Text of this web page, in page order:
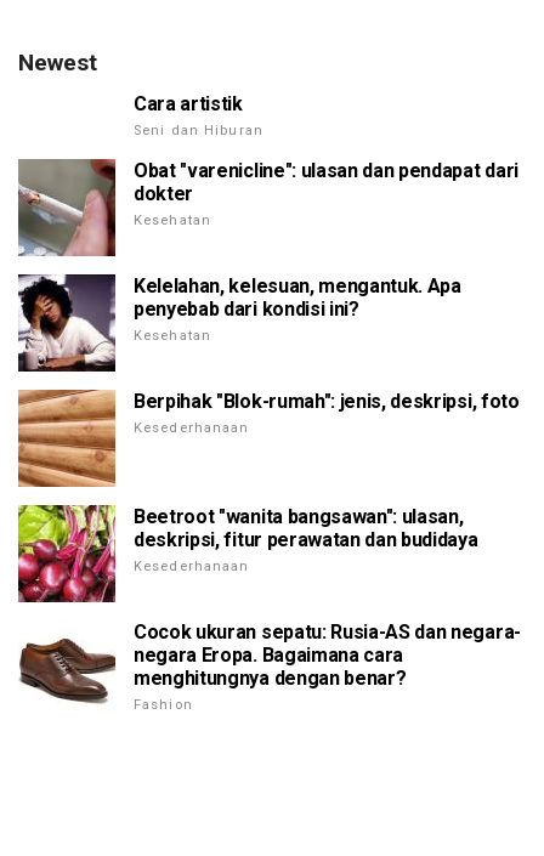
Newest
Cara artistik
Seni dan Hiburan
Obat "varenicline": ulasan dan pendapat dari
dokter
Kesehatan
Kelelahan, kelesuan, mengantuk. Apa
penyebab dari kondisi ini?
Kesehatan
Berpihak "Blok-rumah": jenis, deskripsi, foto
Kesederhanaan
Beetroot "wanita bangsawan": ulasan,
deskripsi, fitur perawatan dan budidaya
Kesederhanaan
Cocok ukuran sepatu: Rusia-AS dan negara-
negara Eropa. Bagaimana cara
menghitungnya dengan benar?
Fashion